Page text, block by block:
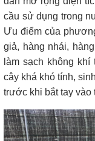
cầu sử dụng trong
Ưu điểm của
giả, hàng nhái,
làm sạch không khí
cây khá khó tính,
trước khi bắt tay vào